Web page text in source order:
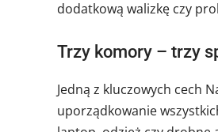
dodatkową walizkę czy
Trzy komory – trzy
Jedną z kluczowych cech
uporządkowanie